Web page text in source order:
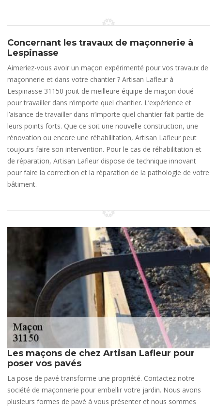
Concernant les travaux de maçonnerie à
Lespinasse
Aimeriez-vous avoir un maçon expérimenté pour vos travaux de
maçonnerie et dans votre chantier ? Artisan Lafleur à
Lespinasse 31150 jouit de meilleure équipe de maçon doué
pour travailler dans n’importe quel chantier. L’expérience et
l’aisance de travailler dans n’importe quel chantier fait partie de
leurs points forts. Que ce soit une nouvelle construction, une
rénovation ou encore une réhabilitation, Artisan Lafleur peut
toujours faire son intervention. Pour le cas de réhabilitation et
de réparation, Artisan Lafleur dispose de technique innovant
pour faire la correction et la réparation de la pathologie de votre
bâtiment.
Les maçons de chez Artisan Lafleur pour
poser vos pavés
La pose de pavé transforme une propriété. Contactez notre
société de maçonnerie pour embellir votre jardin. Nous avons
plusieurs formes de pavé à vous présenter et nous sommes